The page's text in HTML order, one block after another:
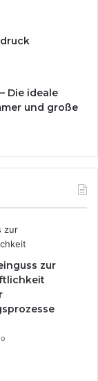
Die ideale
und große
zur